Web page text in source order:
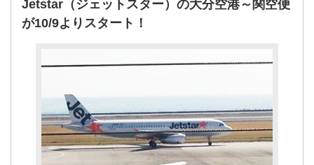
Jetstar（ジェットスター）の大分空港～関空便
が10/9よりスタート！